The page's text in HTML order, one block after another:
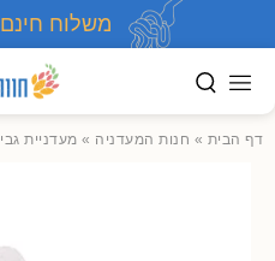
משלוח חינם
דף הבית » חנות המעדניה » מעדניית